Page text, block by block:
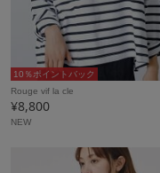
10％ポイントバック
Rouge vif la cle
¥8,800
NEW